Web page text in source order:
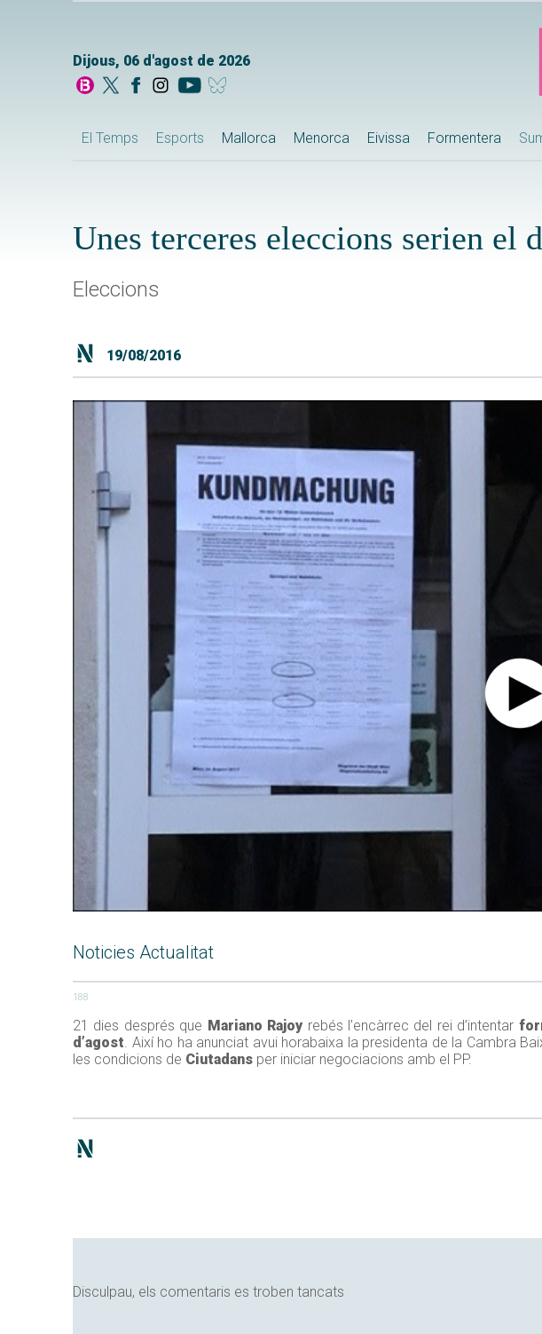
Dijous, 06 d'agost de 2026
El Temps Esports Mallorca Menorca Eivissa Formentera
Unes terceres eleccions serien el
Eleccions
19/08/2016
Noticies Actualitat
188
21 dies després que Mariano Rajoy rebés l’encàrrec del rei d’intentar
d’agost. Així ho ha anunciat avui horabaixa la presidenta de la Cambra
les condicions de Ciutadans per iniciar negociacions amb el PP.
Disculpau, els comentaris es troben tancats